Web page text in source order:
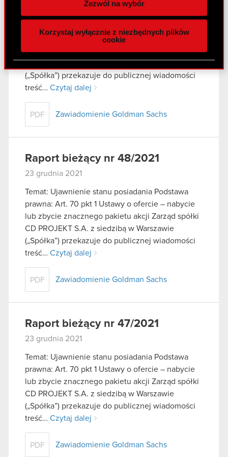
funkcje społecznościowe i analizować ruch w
naszej witrynie. Informacje o tym, jak korzystasz
z naszej witryny, udostępniamy partnerom
Partnerzy mogą połączyć te informacje z innymi
danymi otrzymanymi od Ciebie lub uzyskanymi
podczas korzystania z ich usług. Kontynuując
Zezwól na wybór
Korzystaj wyłącznie z niezbędnych plików
cookie
Temat: Ujawnienie stanu posiadania Podstawa
prawna: Art. 70 pkt 1 Ustawy o ofercie – nabycie
lub zbycie znacznego pakietu akcji Zarząd spółki
CD PROJEKT S.A. z siedzibą w Warszawie
(„Spółka”) przekazuje do publicznej wiadomości
treść… Czytaj dalej
PDF Zawiadomienie Goldman Sachs
Raport bieżący nr 48/2021
23 grudnia 2021
Temat: Ujawnienie stanu posiadania Podstawa
prawna: Art. 70 pkt 1 Ustawy o ofercie – nabycie
lub zbycie znacznego pakietu akcji Zarząd spółki
CD PROJEKT S.A. z siedzibą w Warszawie
(„Spółka”) przekazuje do publicznej wiadomości
treść… Czytaj dalej
PDF Zawiadomienie Goldman Sachs
Raport bieżący nr 47/2021
23 grudnia 2021
Temat: Ujawnienie stanu posiadania Podstawa
prawna: Art. 70 pkt 1 Ustawy o ofercie – nabycie
lub zbycie znacznego pakietu akcji Zarząd spółki
CD PROJEKT S.A. z siedzibą w Warszawie
(„Spółka”) przekazuje do publicznej wiadomości
treść… Czytaj dalej
PDF Zawiadomienie Goldman Sachs